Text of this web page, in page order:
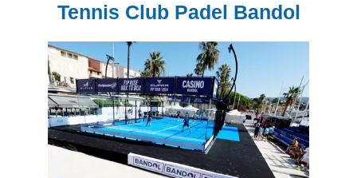
Tennis Club Padel Bandol